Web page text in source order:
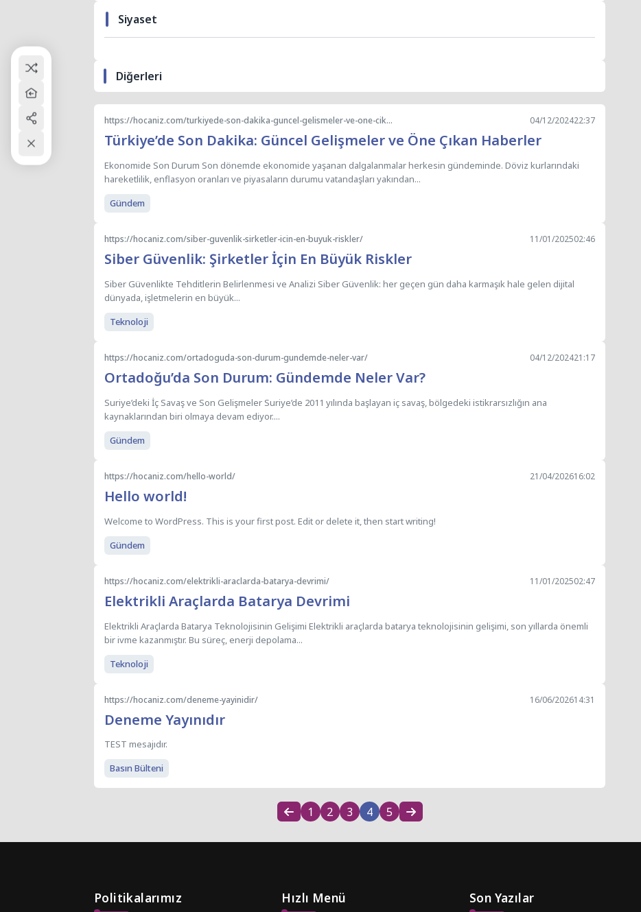
Siyaset
Diğerleri
https://hocaniz.com/turkiyede-son-dakika-guncel-gelismeler-ve-one-cikan-haberler/ 04/12/202422:37
Türkiye’de Son Dakika: Güncel Gelişmeler ve Öne Çıkan Haberler
Ekonomide Son Durum Son dönemde ekonomide yaşanan dalgalanmalar herkesin gündeminde. Döviz kurlarındaki
hareketlilik, enflasyon oranları ve piyasaların durumu vatandaşları yakından...
Gündem
https://hocaniz.com/siber-guvenlik-sirketler-icin-en-buyuk-riskler/ 11/01/202502:46
Siber Güvenlik: Şirketler İçin En Büyük Riskler
Siber Güvenlikte Tehditlerin Belirlenmesi ve Analizi Siber Güvenlik: her geçen gün daha karmaşık hale gelen dijital
dünyada, işletmelerin en büyük...
Teknoloji
https://hocaniz.com/ortadoguda-son-durum-gundemde-neler-var/ 04/12/202421:17
Ortadoğu’da Son Durum: Gündemde Neler Var?
Suriye’deki İç Savaş ve Son Gelişmeler Suriye’de 2011 yılında başlayan iç savaş, bölgedeki istikrarsızlığın ana
kaynaklarından biri olmaya devam ediyor....
Gündem
https://hocaniz.com/hello-world/ 21/04/202616:02
Hello world!
Welcome to WordPress. This is your first post. Edit or delete it, then start writing!
Gündem
https://hocaniz.com/elektrikli-araclarda-batarya-devrimi/ 11/01/202502:47
Elektrikli Araçlarda Batarya Devrimi
Elektrikli Araçlarda Batarya Teknolojisinin Gelişimi Elektrikli araçlarda batarya teknolojisinin gelişimi, son yıllarda önemli
bir ivme kazanmıştır. Bu süreç, enerji depolama...
Teknoloji
https://hocaniz.com/deneme-yayinidir/ 16/06/202614:31
Deneme Yayınıdır
TEST mesajıdır.
Basın Bülteni
1 2 3 4 5
Politikalarımız Hızlı Menü Son Yazılar